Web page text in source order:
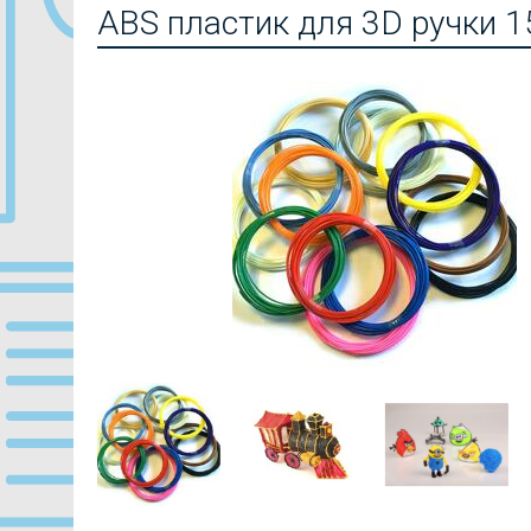
ABS пластик для 3D ручки